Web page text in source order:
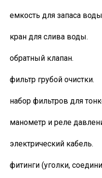
емкость для запаса
кран для слива воды.
обратный клапан.
фильтр грубой очистки.
набор фильтров для
манометр и реле
электрический кабель.
фитинги (уголки,